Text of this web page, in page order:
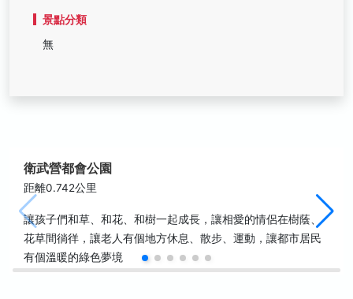
景點分類
無
衛武營都會公園
距離0.742公里
讓孩子們和草、和花、和樹一起成長，讓相愛的情侶在樹蔭、
花草間徜徉，讓老人有個地方休息、散步、運動，讓都市居民
有個溫暖的綠色夢境